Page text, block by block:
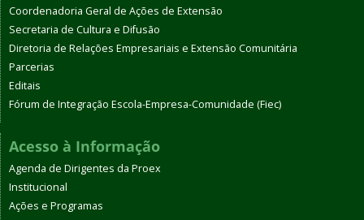
Coordenadoria Geral de Ações de Extensão
Secretaria de Cultura e Difusão
Diretoria de Relações Empresariais e Extensão Comunitária
Parcerias
Editais
Fórum de Integração Escola-Empresa-Comunidade (Fiec)
Acesso à Informação
Agenda de Dirigentes da Proex
Institucional
Ações e Programas